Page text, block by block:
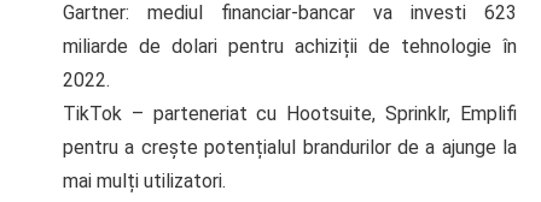
Gartner: mediul financiar-bancar va investi 623
miliarde de dolari pentru achiziții de tehnologie în
2022.
TikTok – parteneriat cu Hootsuite, Sprinklr, Emplifi
pentru a crește potențialul brandurilor de a ajunge la
mai mulți utilizatori.